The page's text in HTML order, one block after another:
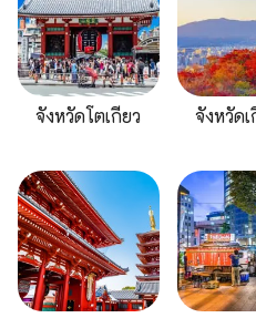
จังหวัดโตเกียว จังหวัด